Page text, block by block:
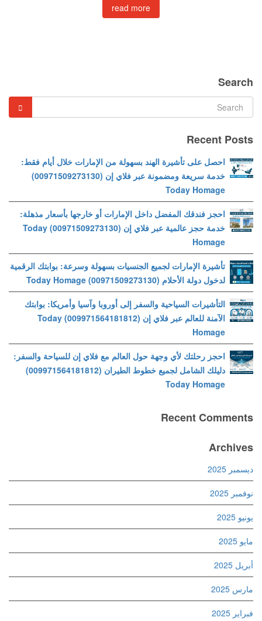
read more
Search
Recent Posts
احصل على تأشيرة الهند بسهولة من الإمارات خلال أيام فقط:
خدمة سريعة ومضمونة عبر فلاي إن (00971509273130)
Today Homage
احجز فندقك المفضل داخل الإمارات أو خارجها بأسعار مذهلة:
خدمة حجز عالمية عبر فلاي إن (00971509273130) Today
Homage
تأشيرة الإمارات لجميع الجنسيات بسهولة وسرعة: بوابتك الرقمية
لدخول دولة الأحلام (00971509273130) Today Homage
التأشيرات السياحية والسفر إلى أوروبا وآسيا وأمريكا: بوابتك
الآمنة للعالم عبر فلاي إن (009971564181812) Today
Homage
احجز رحلتك لأي وجهة حول العالم مع فلاي إن للسياحة والسفر:
دليلك الشامل لجميع خطوط الطيران (009971564181812)
Today Homage
Recent Comments
Archives
ديسمبر 2025
نوفمبر 2025
يونيو 2025
مايو 2025
أبريل 2025
مارس 2025
فبراير 2025